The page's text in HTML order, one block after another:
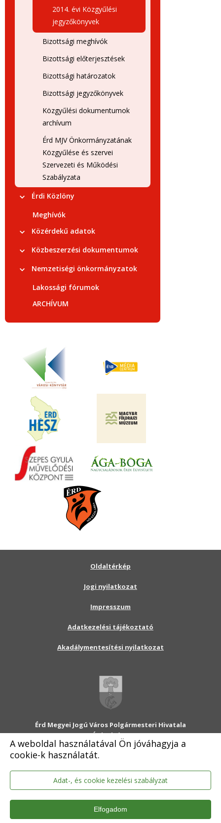
A weboldal használatával Ön jóváhagyja a
cookie-k használatát.
Adat-, és cookie kezelési szabályzat
Elfogadom
2014. évi Közgyűlési
jegyzőkönyvek
Bizottsági meghívók
Bizottsági előterjesztések
Bizottsági határozatok
Bizottsági jegyzőkönyvek
Közgyűlési dokumentumok
archívum
Érd MJV Önkormányzatának
Közgyűlése és szervei
Szervezeti és Működési
Szabályzata
Érdi Közlöny
Meghívók
Közérdekű adatok
Közbeszerzési dokumentumok
Nemzetiségi önkormányzatok
Lakossági fórumok
ARCHÍVUM
Érd Megyei Jogú Város Polgármesteri Hivatala
2030 Érd, Alsó utca 1.
Levélcím: 2031 Érd, Pf.: 31
E-mail:onkormanyzat@erd.hu
Telefonközpont:06-23-522-300
Ügyfélszolgálat:06-23-522-301
Hivatali Kapu: ERDPH
KRID szám: 707189964
Oldaltérkép
Jogi nyilatkozat
Impresszum
Adatkezelési tájékoztató
Akadálymentesítési nyilatkozat